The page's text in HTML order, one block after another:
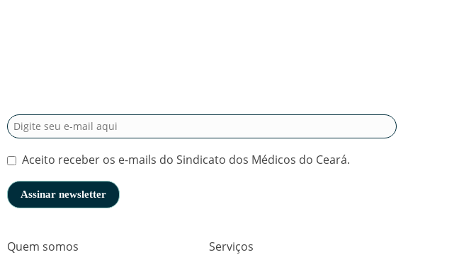
Aceito receber os e-mails do Sindicato dos Médicos do Ceará.
Quem somos Serviços